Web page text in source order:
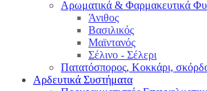
Αρωματικά & Φαρμακευτικά
Άνιθος
Βασιλικός
Μαϊντανός
Σέλινο - Σέλερι
Πατατόσπορος, Κοκκάρι,
Αρδευτικά Συστήματα